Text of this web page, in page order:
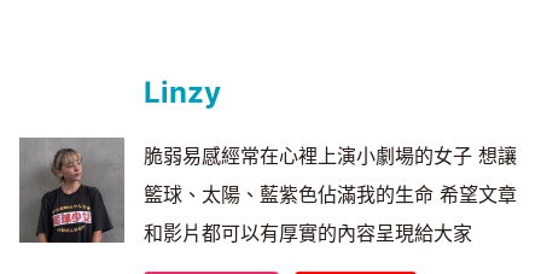
Linzy
脆弱易感經常在心裡上演小劇場的女子 想讓
籃球、太陽、藍紫色佔滿我的生命 希望文章
和影片都可以有厚實的內容呈現給大家